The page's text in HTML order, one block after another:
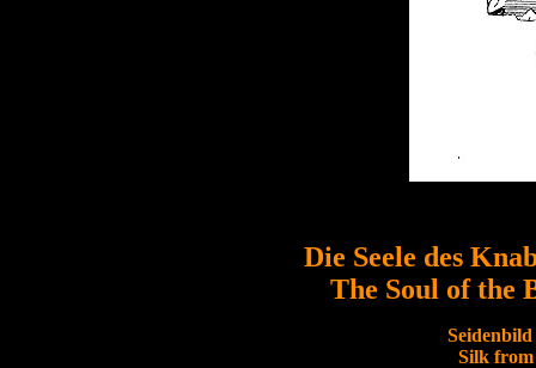
Die Seele des
The Soul of the
Silk from